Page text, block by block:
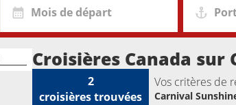
Mois de départ
Croisières Canada sur
2
croisièrestrouvées
Vos critères de
Carnival